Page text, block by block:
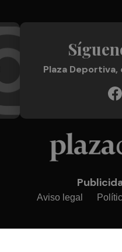
Plaza
Aviso legal